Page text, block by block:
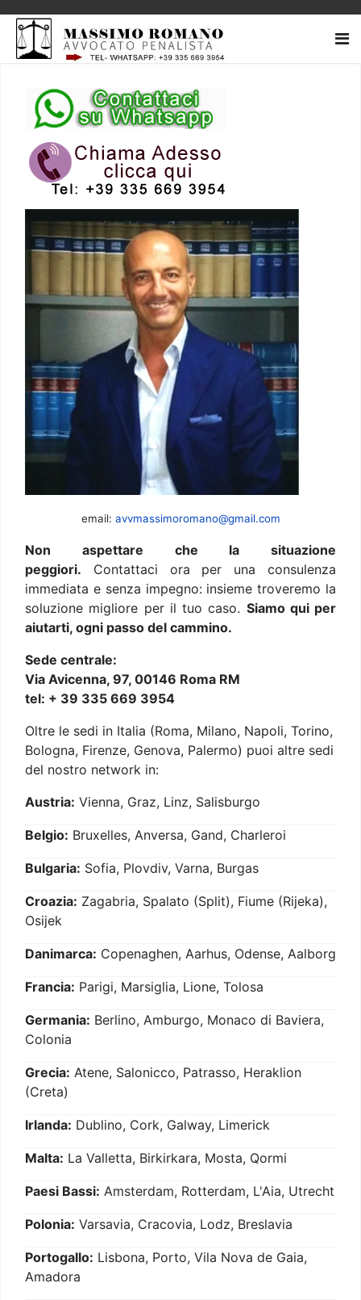
email: avvmassimoromano@gmail.com
Non aspettare che la situazione
peggiori. Contattaci ora per una consulenza
immediata e senza impegno: insieme troveremo la
soluzione migliore per il tuo caso. Siamo qui per
aiutarti, ogni passo del cammino.
Sede centrale:
Via Avicenna, 97, 00146 Roma RM
tel: + 39 335 669 3954
Oltre le sedi in Italia (Roma, Milano, Napoli, Torino,
Bologna, Firenze, Genova, Palermo) puoi altre sedi
del nostro network in:
Austria: Vienna, Graz, Linz, Salisburgo
Belgio: Bruxelles, Anversa, Gand, Charleroi
Bulgaria: Sofia, Plovdiv, Varna, Burgas
Croazia: Zagabria, Spalato (Split), Fiume (Rijeka),
Osijek
Danimarca: Copenaghen, Aarhus, Odense, Aalborg
Francia: Parigi, Marsiglia, Lione, Tolosa
Germania: Berlino, Amburgo, Monaco di Baviera,
Colonia
Grecia: Atene, Salonicco, Patrasso, Heraklion
(Creta)
Irlanda: Dublino, Cork, Galway, Limerick
Malta: La Valletta, Birkirkara, Mosta, Qormi
Paesi Bassi: Amsterdam, Rotterdam, L'Aia, Utrecht
Polonia: Varsavia, Cracovia, Lodz, Breslavia
Portogallo: Lisbona, Porto, Vila Nova de Gaia,
Amadora